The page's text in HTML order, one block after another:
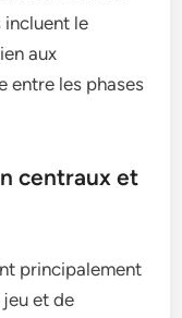
incluent le
aux
entre les phases
centraux et
principalement
et de